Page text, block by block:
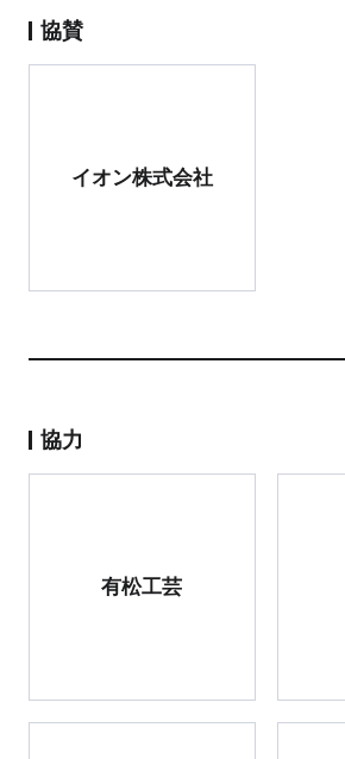
協賛
イオン株式会社
協力
有松工芸